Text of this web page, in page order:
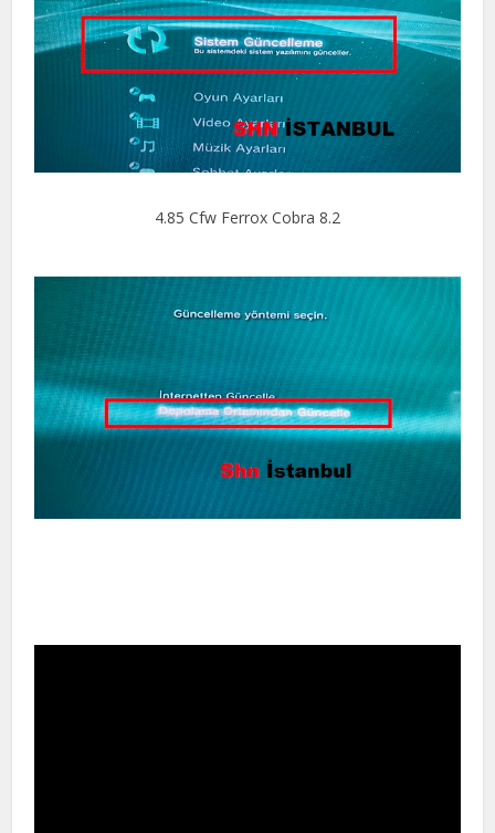
4.85 Cfw Ferrox Cobra 8.2